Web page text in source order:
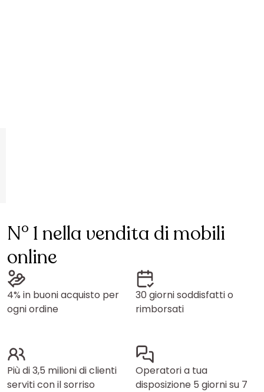
N° 1 nella vendita di mobili
online
4% in buoni acquisto per
ogni ordine
30 giorni soddisfatti o
rimborsati
Più di 3,5 milioni di clienti
serviti con il sorriso
Operatori a tua
disposizione 5 giorni su 7